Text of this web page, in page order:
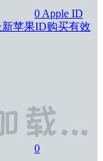
0 Apple ID
苹果ID购买有效
0